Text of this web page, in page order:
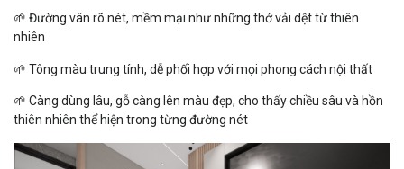
🌱 Đường vân rõ nét, mềm mại như những thớ vải dệt từ thiên
nhiên
🌱 Tông màu trung tính, dễ phối hợp với mọi phong cách nội thất
🌱 Càng dùng lâu, gỗ càng lên màu đẹp, cho thấy chiều sâu và hồn
thiên nhiên thể hiện trong từng đường nét